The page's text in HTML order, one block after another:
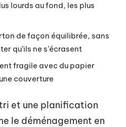
lourds au fond, les plus
de façon équilibrée, sans
qu’ils ne s’écrasent
fragile avec du papier
couverture
tri et une planification
le déménagement en